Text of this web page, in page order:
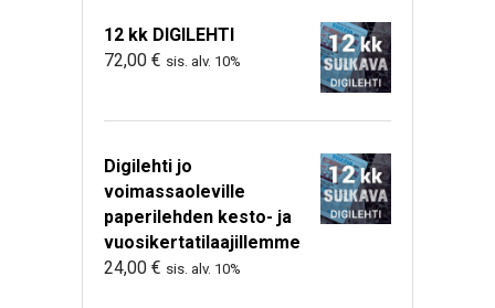
12 kk DIGILEHTI
72,00 € sis. alv. 10%
Digilehti jo
voimassaoleville
paperilehden kesto- ja
vuosikertatilaajillemme
24,00 € sis. alv. 10%